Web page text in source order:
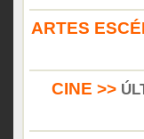
ARTES
CINE >>